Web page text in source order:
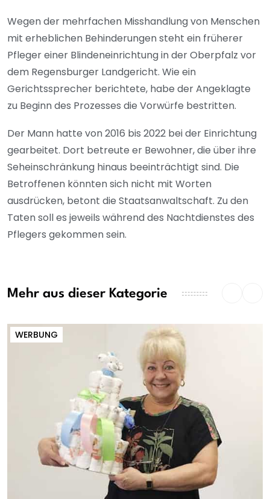
Wegen der mehrfachen Misshandlung von Menschen
mit erheblichen Behinderungen steht ein früherer
Pfleger einer Blindeneinrichtung in der Oberpfalz vor
dem Regensburger Landgericht. Wie ein
Gerichtssprecher berichtete, habe der Angeklagte
zu Beginn des Prozesses die Vorwürfe bestritten.
Der Mann hatte von 2016 bis 2022 bei der Einrichtung
gearbeitet. Dort betreute er Bewohner, die über ihre
Seheinschränkung hinaus beeinträchtigt sind. Die
Betroffenen könnten sich nicht mit Worten
ausdrücken, betont die Staatsanwaltschaft. Zu den
Taten soll es jeweils während des Nachtdienstes des
Pflegers gekommen sein.
Mehr aus dieser Kategorie
WERBUNG